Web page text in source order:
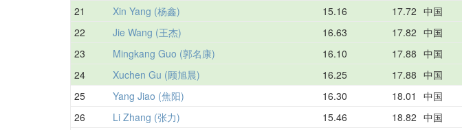
21 Xin Yang (杨鑫) 15.16 17.72 中国
22 Jie Wang (王杰) 16.63 17.82 中国
23 Mingkang Guo (郭名康) 16.10 17.88 中国
24 Xuchen Gu (顾旭晨) 16.25 17.88 中国
25 Yang Jiao (焦阳) 16.30 18.01 中国
26 Li Zhang (张力) 15.46 18.82 中国